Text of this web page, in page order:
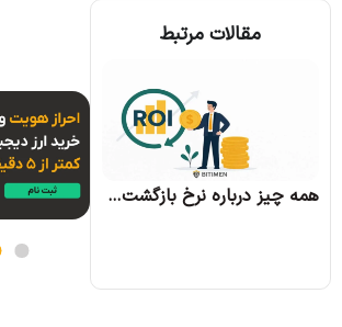
مقالات مرتبط
همه چیز درباره نرخ بازگشت سرمایه و نحوه محاسبه آن